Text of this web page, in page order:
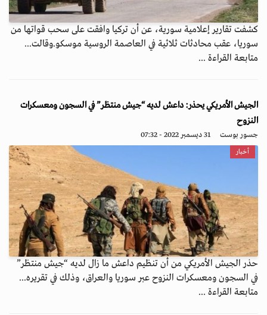
كشفت تقارير إعلامية سورية، عن أن تركيا وافقت على سحب قواتها من
سوريا، عقب محادثات ثلاثية في العاصمة الروسية موسكو.وقالت...
متابعة القراءة ...
الجيش الأمريكي يحذر: داعش لديه “جيش منتظر” في السجون ومعسكرات
النزوح
جسور بوست 31 ديسمبر 2022 - 07:32
أخبار
حذر الجيش الأمريكي من أن تنظيم داعش ما زال لديه “جيش منتظر”
في السجون ومعسكرات النزوح عبر سوريا والعراق، وذلك في تقريره...
متابعة القراءة ...